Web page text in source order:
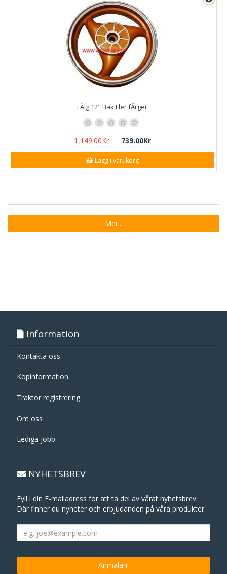
FÄlg 12" Bak Fler fÄrger
1,149.00Kr 739.00Kr
Lägg i varukorg
Mer...
Information
Kontakta oss
Köpinformation
Traktor registrering
Om oss
Lediga jobb
NYHETSBREV
Fyll i din E-mailadress för att ta del av vårat nyhetsbrev.
Där finner du nyheter och erbjudanden på våra produkter.